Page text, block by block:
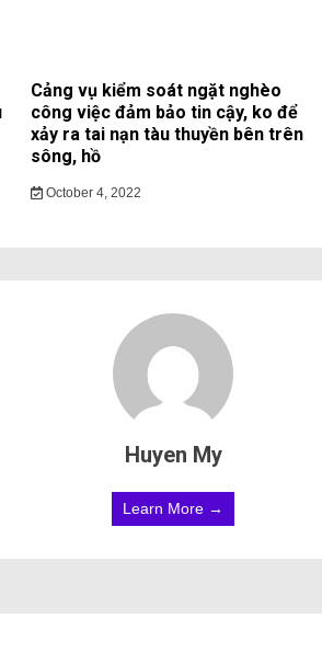
Cảng vụ kiểm soát ngặt nghèo
công việc đảm bảo tin cậy, ko để
xảy ra tai nạn tàu thuyền bên trên
sông, hồ
October 4, 2022
Huyen My
Learn More →